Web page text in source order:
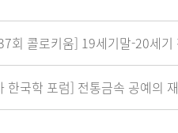
회 콜로키움] 19세기말-20세기
한국학 포럼] 전통금속 공예의